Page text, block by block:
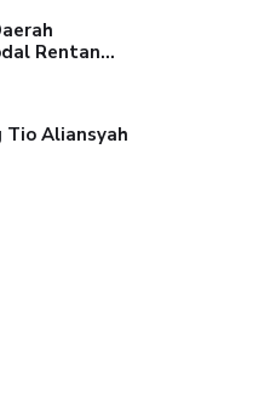
Rentan...
Tio Aliansyah